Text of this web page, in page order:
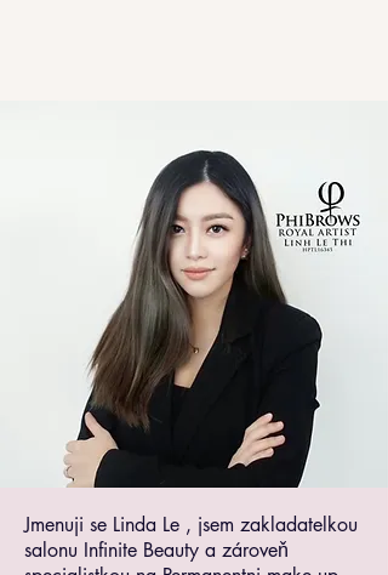
Jmenuji se Linda Le , jsem zakladatelkou
salonu Infinite Beauty a zároveň